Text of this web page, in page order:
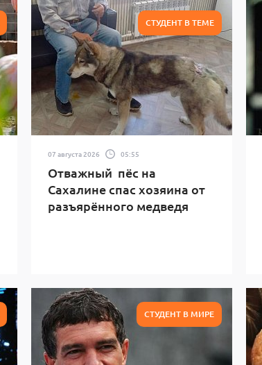
СТУДЕНТ В ТЕМЕ
07 августа 2026 05:55
Отважный пёс на
Сахалине спас хозяина от
разъярённого медведя
СТУДЕНТ В МИРЕ